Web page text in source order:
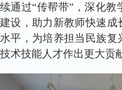
续通过“传帮带”，深化
建设，助力新教师快速成
水平，为培养担当民族复
技术技能人才作出更大贡